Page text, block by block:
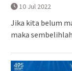
10 Jul 2022
Jika kita belum
maka